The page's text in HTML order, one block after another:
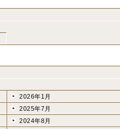
2026年1月
2025年7月
2024年8月